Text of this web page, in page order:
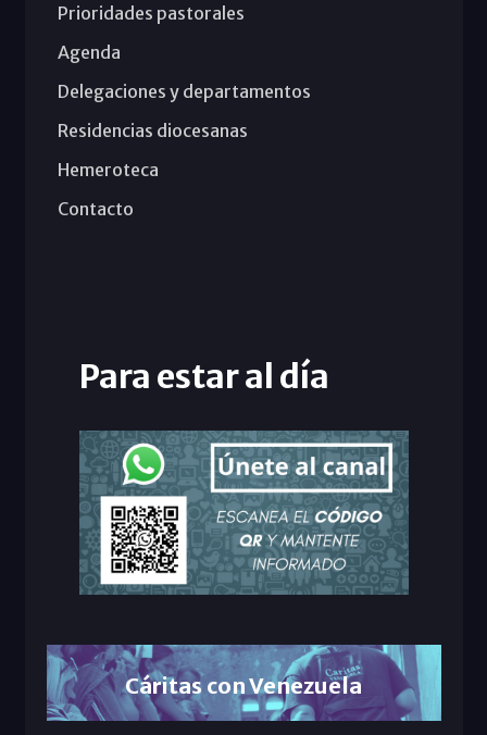
Prioridades pastorales
Agenda
Delegaciones y departamentos
Residencias diocesanas
Hemeroteca
Contacto
Para estar al día
Cáritas con Venezuela